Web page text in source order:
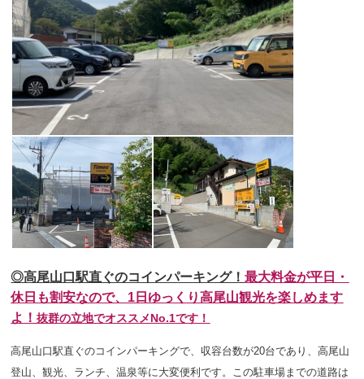
◎高尾山口駅直ぐのコインパーキング！最大料金が平日・
休日も割安なので、1日ゆっくり高尾山観光を楽しめます
よ！抜群の立地でオススメNo.1です！
高尾山口駅直ぐのコインパーキングで、収容台数が20台であり、高尾山
登山、観光、ランチ、温泉等に大変便利です。この駐車場までの道路は